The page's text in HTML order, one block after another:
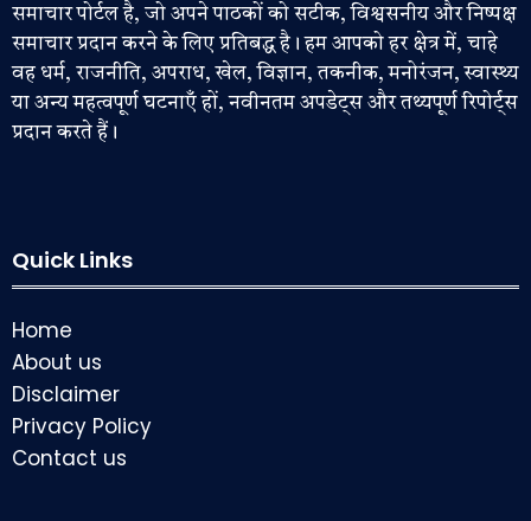
समाचार पोर्टल है, जो अपने पाठकों को सटीक, विश्वसनीय और निष्पक्ष
समाचार प्रदान करने के लिए प्रतिबद्ध है। हम आपको हर क्षेत्र में, चाहे
वह धर्म, राजनीति, अपराध, खेल, विज्ञान, तकनीक, मनोरंजन, स्वास्थ्य
या अन्य महत्वपूर्ण घटनाएँ हों, नवीनतम अपडेट्स और तथ्यपूर्ण रिपोर्ट्स
प्रदान करते हैं।
Quick Links
Home
About us
Disclaimer
Privacy Policy
Contact us